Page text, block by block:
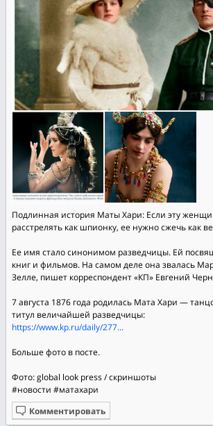
Подлинная история Маты Хари: Если эту
расстрелять как шпионку, ее нужно сжечь как
Ее имя стало синонимом разведчицы. Ей
книг и фильмов. На самом деле она звалась
Зелле, пишет корреспондент «КП» Евгений
7 августа 1876 года родилась Мата Хари —
титул величайшей разведчицы:
https://www.kp.ru/daily/277...
Больше фото в посте.
Фото: global look press / скриншоты
#новости #матахари
Комментировать